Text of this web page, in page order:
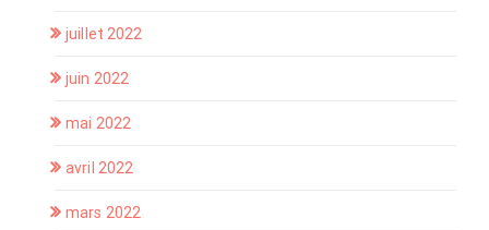
juillet 2022
juin 2022
mai 2022
avril 2022
mars 2022